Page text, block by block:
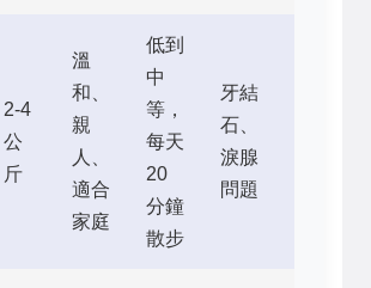
2-4
公
斤
溫
和、
親
人、
適合
家庭
低到
中
等，
每天
20
分鐘
散步
牙結
石、
淚腺
問題